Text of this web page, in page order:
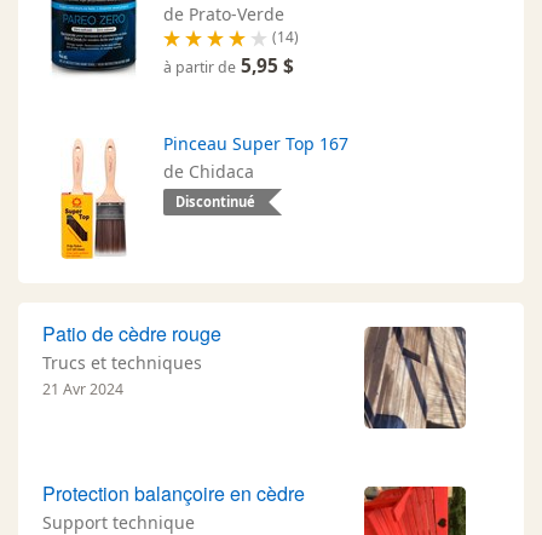
de Prato-Verde
(14)
à partir de 5,95 $
Pinceau Super Top 167
de Chidaca
Discontinué
Patio de cèdre rouge
Trucs et techniques
21 Avr 2024
Protection balançoire en cèdre
Support technique